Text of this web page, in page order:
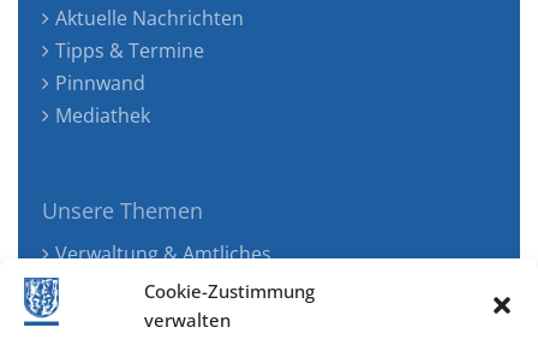
Cookie-Zustimmung
verwalten
Aktuelle Nachrichten
Tipps & Termine
Pinnwand
Mediathek
Unsere Themen
Verwaltung & Amtliches
Jugend, Familie & Gesundheit
Tourismus, Freizeit & Ökologie